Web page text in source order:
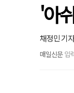
'아
채정민 기
매일신문 입